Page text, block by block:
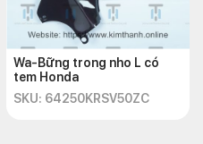
Wa-Bững trong nho L có
tem Honda
SKU: 64250KRSV50ZC